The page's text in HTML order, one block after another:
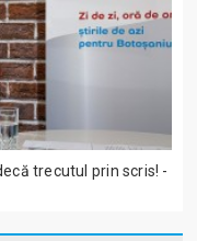
trecutul prin scris! -